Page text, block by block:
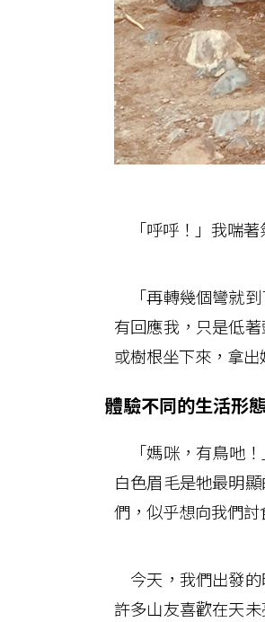
「呼呼！」我喘著
「再轉幾個彎就到
有回應我，只是低
或樹根坐下來，拿
體驗不同的生活形態
「媽咪，有鳥吔
白色眉毛是牠最明
們，似乎想向我們
今天，我們出發的
許多山友喜歡在天